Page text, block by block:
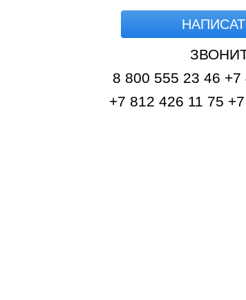
8 800 555 23 46
+7 812 426 11 75